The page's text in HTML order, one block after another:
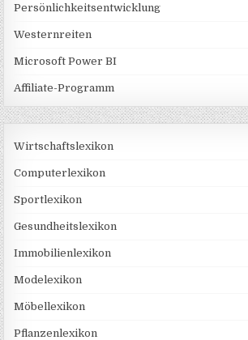
Persönlichkeitsentwicklung
Westernreiten
Microsoft Power BI
Affiliate-Programm
Wirtschaftslexikon
Computerlexikon
Sportlexikon
Gesundheitslexikon
Immobilienlexikon
Modelexikon
Möbellexikon
Pflanzenlexikon